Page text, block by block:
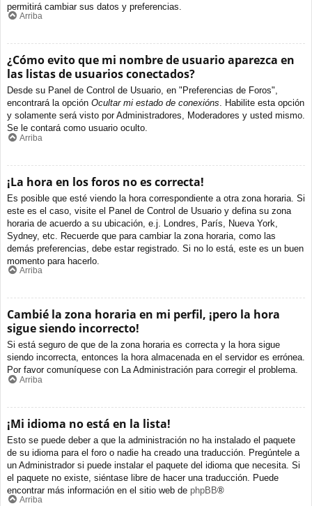
permitirá cambiar sus datos y preferencias.
Arriba
¿Cómo evito que mi nombre de usuario aparezca en
las listas de usuarios conectados?
Desde su Panel de Control de Usuario, en "Preferencias de Foros",
encontrará la opción Ocultar mi estado de conexións. Habilite esta opción
y solamente será visto por Administradores, Moderadores y usted mismo.
Se le contará como usuario oculto.
Arriba
¡La hora en los foros no es correcta!
Es posible que esté viendo la hora correspondiente a otra zona horaria. Si
este es el caso, visite el Panel de Control de Usuario y defina su zona
horaria de acuerdo a su ubicación, e.j. Londres, París, Nueva York,
Sydney, etc. Recuerde que para cambiar la zona horaria, como las
demás preferencias, debe estar registrado. Si no lo está, este es un buen
momento para hacerlo.
Arriba
Cambié la zona horaria en mi perfil, ¡pero la hora
sigue siendo incorrecto!
Si está seguro de que de la zona horaria es correcta y la hora sigue
siendo incorrecta, entonces la hora almacenada en el servidor es errónea.
Por favor comuníquese con La Administración para corregir el problema.
Arriba
¡Mi idioma no está en la lista!
Esto se puede deber a que la administración no ha instalado el paquete
de su idioma para el foro o nadie ha creado una traducción. Pregúntele a
un Administrador si puede instalar el paquete del idioma que necesita. Si
el paquete no existe, siéntase libre de hacer una traducción. Puede
encontrar más información en el sitio web de phpBB®
Arriba